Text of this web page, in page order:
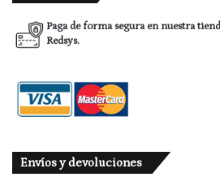
Paga de forma segura en nuestra
Redsys.
Envíos y devoluciones